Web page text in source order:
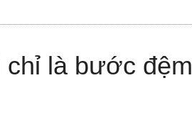
chỉ là bước đệm